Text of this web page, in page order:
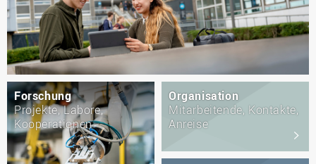
Forschung
Projekte, Labore,
Kooperationen
Organisation
Mitarbeitende, Kontakte,
Anreise